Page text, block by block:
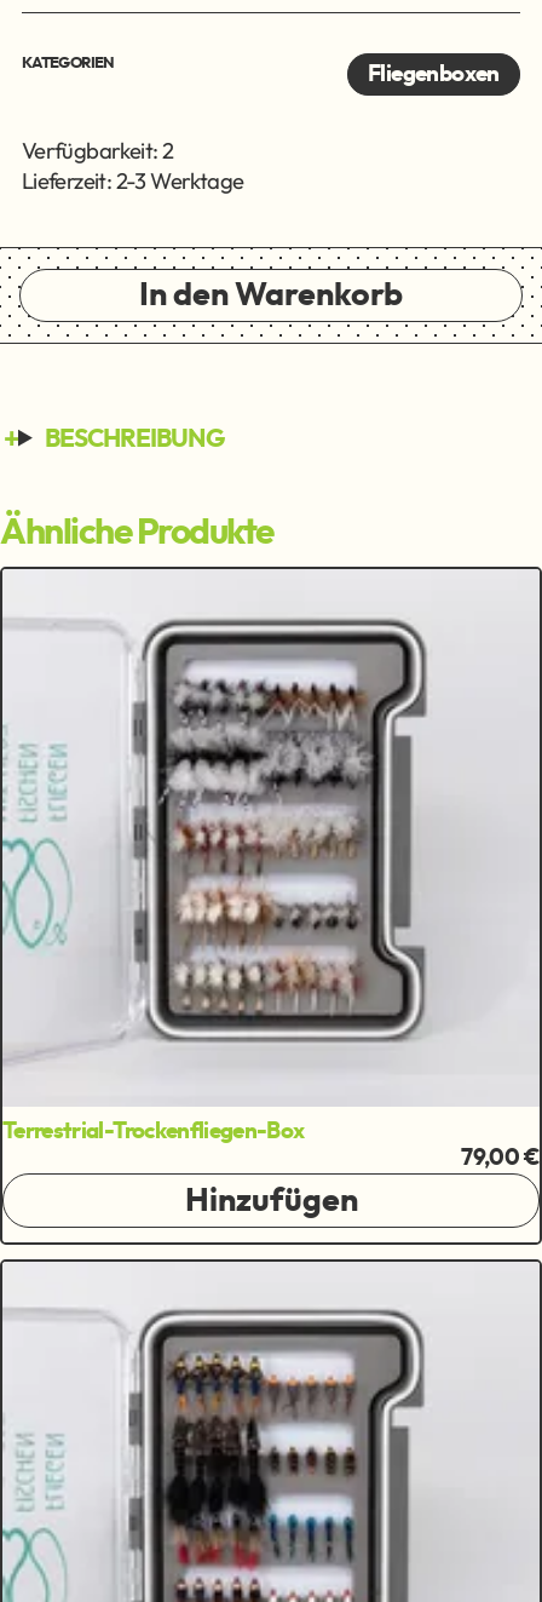
KATEGORIEN Fliegenboxen
Verfügbarkeit: 2
Lieferzeit: 2-3 Werktage
In den Warenkorb
BESCHREIBUNG
Ähnliche Produkte
Terrestrial-Trockenfliegen-Box
79,00 €
Hinzufügen